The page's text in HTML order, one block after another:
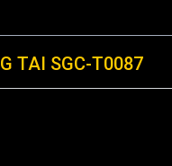
TAI SGC-T0087